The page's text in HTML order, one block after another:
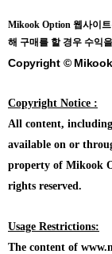
Mikook Option 웹사이
해 구매를 할 경우 수익
Copyright ©
Copyright Notice :
All content,
available on or
property of Mikook
rights reserved.
Usage Restrictions:
The content of